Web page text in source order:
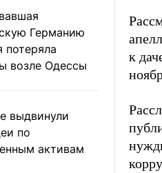
Германию
потеряла
возле Одессы
выдвинули
по
активам
к